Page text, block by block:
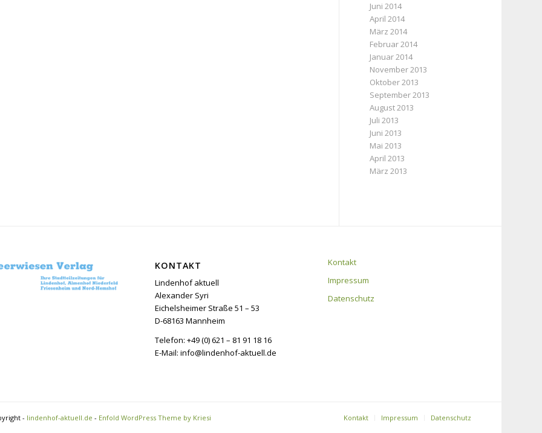
Juni 2014
April 2014
März 2014
Februar 2014
Januar 2014
November 2013
Oktober 2013
September 2013
August 2013
Juli 2013
Juni 2013
Mai 2013
April 2013
März 2013
KONTAKT
Lindenhof aktuell
Alexander Syri
Eichelsheimer Straße 51 – 53
D-68163 Mannheim
Telefon: +49 (0) 621 – 81 91 18 16
E-Mail: info@lindenhof-aktuell.de
Kontakt
Impressum
Datenschutz
- lindenhof-aktuell.de - Enfold WordPress Theme by Kriesi Kontakt Impressum Datenschutz